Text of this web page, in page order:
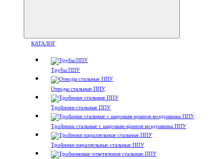
КАТАЛОГ
Трубы ППУ
Отводы стальные ППУ
Тройники стальные ППУ
Тройники стальные с шаровым краном воздушника ППУ
Тройники параллельные стальные ППУ